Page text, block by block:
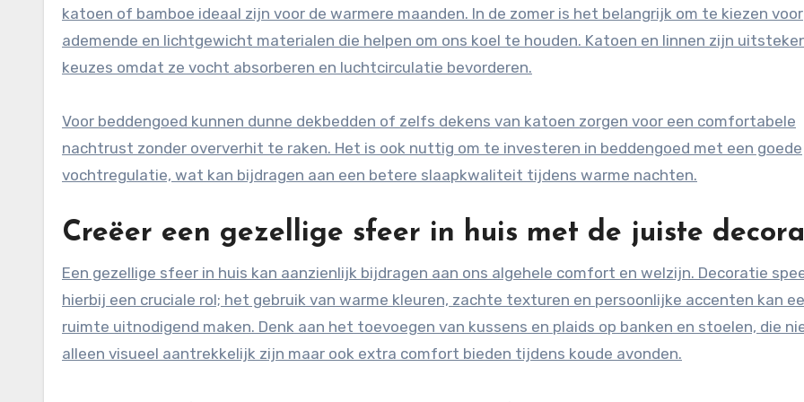
katoen of bamboe ideaal zijn voor de warmere maanden. In de zomer is het belangrijk om te kiezen voor
ademende en lichtgewicht materialen die helpen om ons koel te houden. Katoen en linnen zijn
keuzes omdat ze vocht absorberen en luchtcirculatie bevorderen.
Voor beddengoed kunnen dunne dekbedden of zelfs dekens van katoen zorgen voor een comfortabele
nachtrust zonder oververhit te raken. Het is ook nuttig om te investeren in beddengoed met een goede
vochtregulatie, wat kan bijdragen aan een betere slaapkwaliteit tijdens warme nachten.
Creëer een gezellige sfeer in huis met de juiste
Een gezellige sfeer in huis kan aanzienlijk bijdragen aan ons algehele comfort en welzijn. Decoratie
hierbij een cruciale rol; het gebruik van warme kleuren, zachte texturen en persoonlijke accenten kan
ruimte uitnodigend maken. Denk aan het toevoegen van kussens en plaids op banken en stoelen, die
alleen visueel aantrekkelijk zijn maar ook extra comfort bieden tijdens koude avonden.